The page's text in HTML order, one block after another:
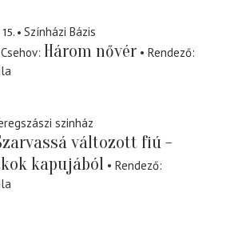
Színházi Bázis
Három nővér
Rendező
szinház
változott fiú -
kapujából
Rendező